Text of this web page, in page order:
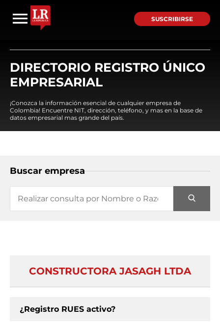
SUSCRIBIRSE
DIRECTORIO REGISTRO ÚNICO
EMPRESARIAL
¡Conozca la información esencial de cualquier empresa de
Colombia! Encuentre NIT, dirección, teléfono, y mas en la base de
datos empresarial mas grande del país.
Buscar empresa
CONSTRUCTORA JASAGH LTDA
¿Registro RUES activo?